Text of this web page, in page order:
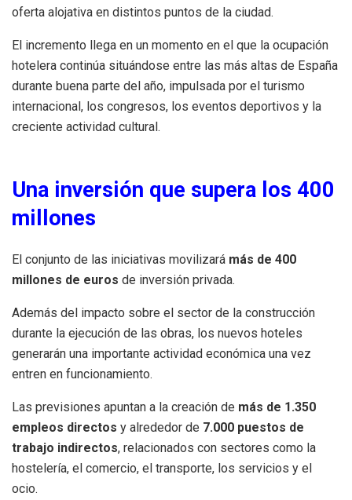
oferta alojativa en distintos puntos de la ciudad.
El incremento llega en un momento en el que la ocupación
hotelera continúa situándose entre las más altas de España
durante buena parte del año, impulsada por el turismo
internacional, los congresos, los eventos deportivos y la
creciente actividad cultural.
Una inversión que supera los 400
millones
El conjunto de las iniciativas movilizará más de 400
millones de euros de inversión privada.
Además del impacto sobre el sector de la construcción
durante la ejecución de las obras, los nuevos hoteles
generarán una importante actividad económica una vez
entren en funcionamiento.
Las previsiones apuntan a la creación de más de 1.350
empleos directos y alrededor de 7.000 puestos de
trabajo indirectos, relacionados con sectores como la
hostelería, el comercio, el transporte, los servicios y el
ocio.